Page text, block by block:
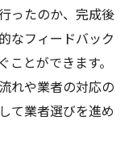
ったのか、完成後
なフィードバック
とができます。
れや業者の対応の
て業者選びを進め